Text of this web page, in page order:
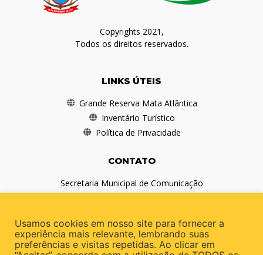
Copyrights 2021,
Todos os direitos reservados.
LINKS ÚTEIS
Grande Reserva Mata Atlântica
Inventário Turístico
Política de Privacidade
CONTATO
Secretaria Municipal de Comunicação
REDES SOCIAIS
Usamos cookies em nosso site para fornecer a
experiência mais relevante, lembrando suas
preferências e visitas repetidas. Ao clicar em